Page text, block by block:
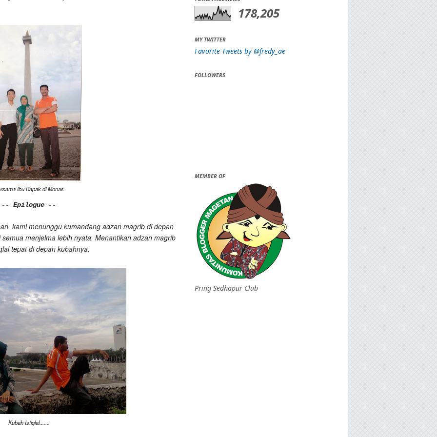
Ibu Bapak di Monas
-- Epilogue --
kami menunggu kumandang adzan magrib di depan
menjelma lebih nyata. Menantikan adzan magrib
tepat di depan kubahnya.
Kubah Istiqlal.......
178,205
MY TWITTER
Favorite Tweets by @fredy_ae
FOLLOWERS
MEMBER OF
Pring Sedhapur Club